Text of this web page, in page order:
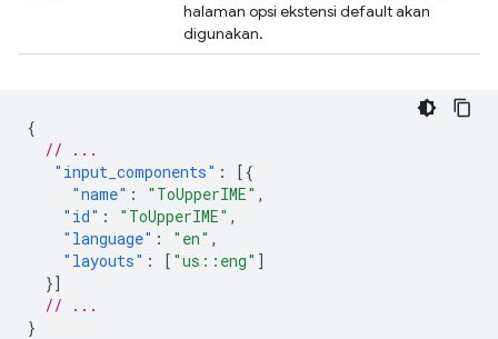
halaman opsi ekstensi default akan
digunakan.
{
// ...
"input_components" :
[{
"name" : "ToUpperIME" ,
"id" : "ToUpperIME" ,
"language" : "en" ,
"layouts" : [ "us::eng" ]
}]
// ...
}